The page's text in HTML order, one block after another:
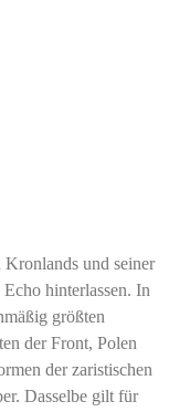
Kronlands und seiner
hinterlassen. In
größten
der Front, Polen
der zaristischen
Dasselbe gilt für